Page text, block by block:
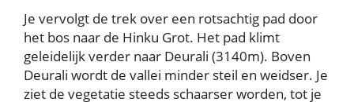
Je vervolgt de trek over een rotsachtig pad door
het bos naar de Hinku Grot. Het pad klimt
geleidelijk verder naar Deurali (3140m). Boven
Deurali wordt de vallei minder steil en weidser. Je
ziet de vegetatie steeds schaarser worden, tot je